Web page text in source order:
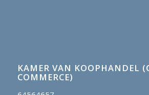
KAMER VAN KOOPHANDEL
COMMERCE)